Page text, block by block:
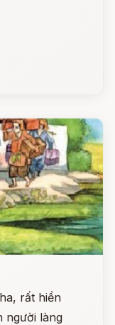
rất hiền
người làng